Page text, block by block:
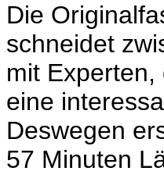
Die
schneidet
mit
eine
Deswegen
57 Minuten